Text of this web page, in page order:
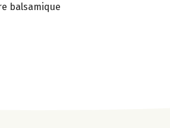
balsamique